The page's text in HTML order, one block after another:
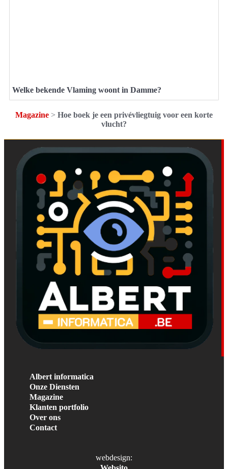
Welke bekende Vlaming woont in Damme?
Magazine > Hoe boek je een privévliegtuig voor een korte
vlucht?
Albert informatica
Onze Diensten
Magazine
Klanten portfolio
Over ons
Contact
webdesign: